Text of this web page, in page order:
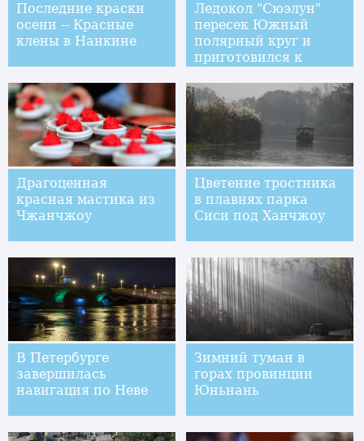
Последние краски
осени -- Красные
клены в Нанкине
Ледокол "Сюэлун"
пересек Южный
полярный круг и
приготовился к
Драгоценная
красная мастика из
Чжанчжоу
Цветение тростника
в плавнях парка
Сиси под Ханчжоу
В Петербурге
завершилась
навигация по Неве
Зимний туман в
горах провинции
Юньнань